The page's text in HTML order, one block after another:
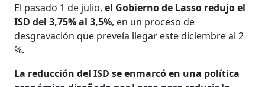
El pasado 1 de julio,el Gobierno de Lasso redujo el
ISD del 3,75% al 3,5%, en un proceso de
desgravación que preveía llegar este diciembre al 2
%.
La reducción del ISD se enmarcó en una política